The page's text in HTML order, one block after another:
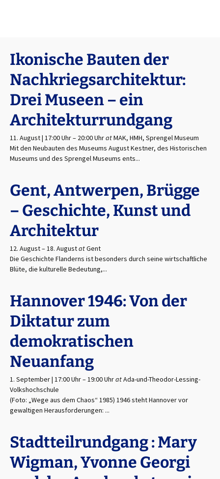
Ikonische Bauten der
Nachkriegsarchitektur:
Drei Museen – ein
Architekturrundgang
11. August | 17:00 Uhr– 20:00 UhratMAK, HMH, Sprengel Museum
Mit den Neubauten des Museums August Kestner, des Historischen
Museums und des Sprengel Museums ents...
Gent, Antwerpen, Brügge
– Geschichte, Kunst und
Architektur
12. August–18. AugustatGent
Die Geschichte Flanderns ist besonders durch seine wirtschaftliche
Blüte, die kulturelle Bedeutung,...
Hannover 1946: Von der
Diktatur zum
demokratischen
Neuanfang
1. September | 17:00 Uhr–19:00 UhratAda-und-Theodor-Lessing-
Volkshochschule
(Foto: „Wege aus dem Chaos“ 1985) 1946 steht Hannover vor
gewaltigen Herausforderungen: ...
Stadtteilrundgang : Mary
Wigman, Yvonne Georgi